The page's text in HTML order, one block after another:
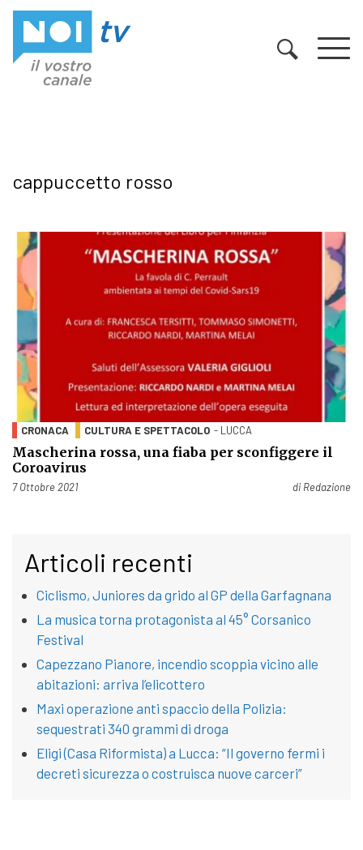
cappuccetto rosso
CRONACA CULTURA E SPETTACOLO - LUCCA
Mascherina rossa, una fiaba per sconfiggere il
Coroavirus
Pubblicato il
7 Ottobre 2021 di Redazione
Articoli recenti
Ciclismo, Juniores da grido al GP della Garfagnana
La musica torna protagonista al 45° Corsanico
Festival
Capezzano Pianore, incendio scoppia vicino alle
abitazioni: arriva l’elicottero
Maxi operazione anti spaccio della Polizia:
sequestrati 340 grammi di droga
Eligi (Casa Riformista) a Lucca: “Il governo fermi i
decreti sicurezza o costruisca nuove carceri”